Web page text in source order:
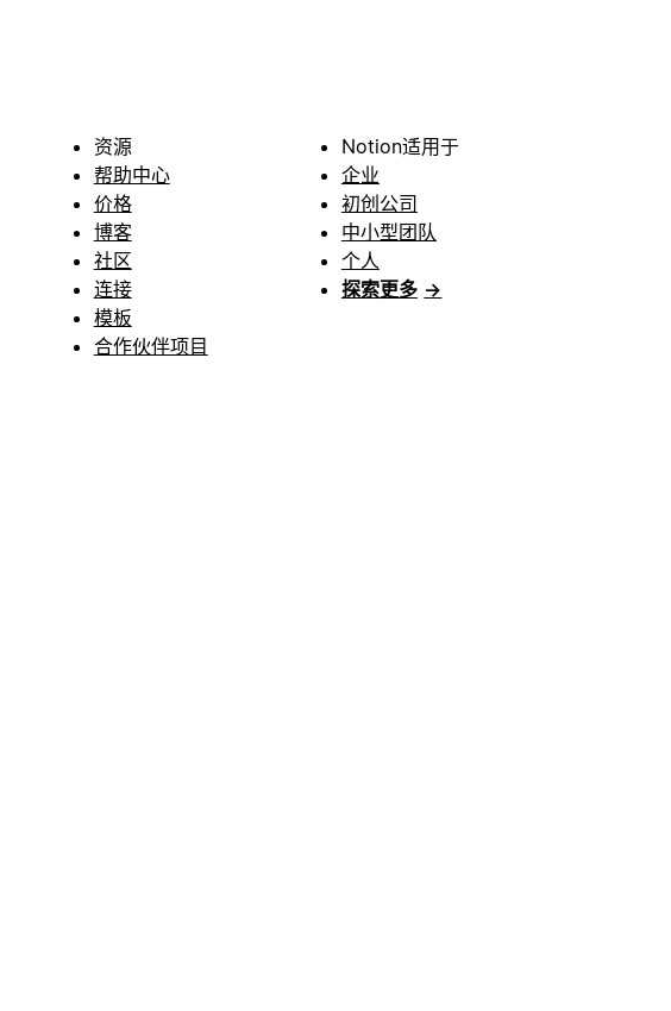
资源
帮助中心
价格
博客
社区
连接
模板
合作伙伴项目
Notion适用于
企业
初创公司
中小型团队
个人
探索更多 →